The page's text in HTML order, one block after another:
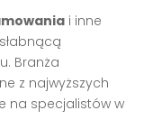
i inne
Branża
z najwyższych
na specjalistów w